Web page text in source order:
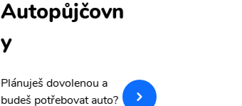
Autopůjčovn
y
Plánuješ dovolenou a
budeš potřebovat auto?
pojištění a